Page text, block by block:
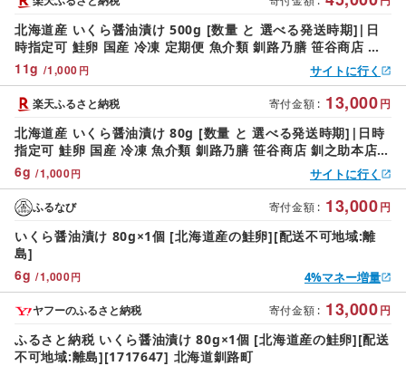
11g /1,000 円
北海道産 いくら醤油漬け 500g [数量 と 選べる発送時期]|日
時指定可 鮭卵 国産 冷凍 定期便 魚介類 釧路乃膳 笹谷商店 釧
之助本店 発送 すぐ届く 釧路町 釧路超 特産品 br01 br04
サイトに行く
寄付金額 : 13,000円
6g /1,000円
楽天ふるさと納税
北海道産 いくら醤油漬け 80g [数量 と 選べる発送時期]|日時
指定可 鮭卵 国産 冷凍 魚介類 釧路乃膳 笹谷商店 釧之助本店
発送 すぐ届く 釧路町 釧路超 特産品 br01 br04
サイトに行く
寄付金額 : 13,000円
6g /1,000円
ふるなび
いくら醤油漬け 80g×1個 [北海道産の鮭卵][配送不可地域:離
島]
4%マネー増量
寄付金額 : 13,000円
ヤフーのふるさと納税
ふるさと納税 いくら醤油漬け 80g×1個 [北海道産の鮭卵][配送
不可地域:離島][1717647] 北海道釧路町